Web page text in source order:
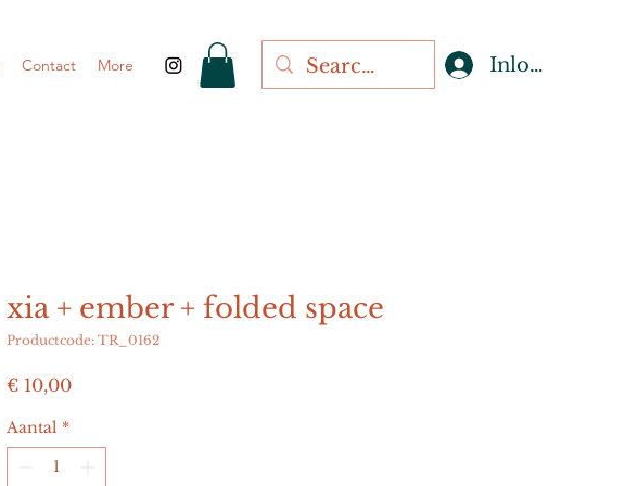
Contact More Inloggen
xia + ember + folded space
Productcode: TR_0162
€ 10,00Prijs
Aantal *